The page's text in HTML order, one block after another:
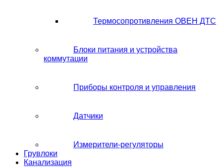
Термосопротивления ОВЕН ДТС
Блоки питания и устройства
коммутации
Приборы контроля и управления
Датчики
Измерители-регуляторы
Грувлоки
Канализация